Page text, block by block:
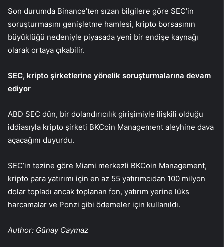
Son durumda Binance’ten sızan bilgilere göre SEC’in
soruşturmasını genişletme hamlesi, kripto borsasının
büyüklüğü nedeniyle piyasada yeni bir endişe kaynağı
olarak ortaya çıkabilir.
SEC, kripto şirketlerine yönelik soruşturmalarına devam
ediyor
ABD SEC dün, bir dolandırıcılık girişimiyle ilişkili olduğu
iddiasıyla kripto şirketi BKCoin Management aleyhine dava
açacağını duyurdu.
SEC’in tezine göre Miami merkezli BKCoin Management,
kripto para yatırımı için en az 55 yatırımcıdan 100 milyon
dolar topladı ancak toplanan fon, yatırım yerine lüks
harcamalar ve Ponzi gibi ödemeler için kullanıldı.
Author: Günay Caymaz